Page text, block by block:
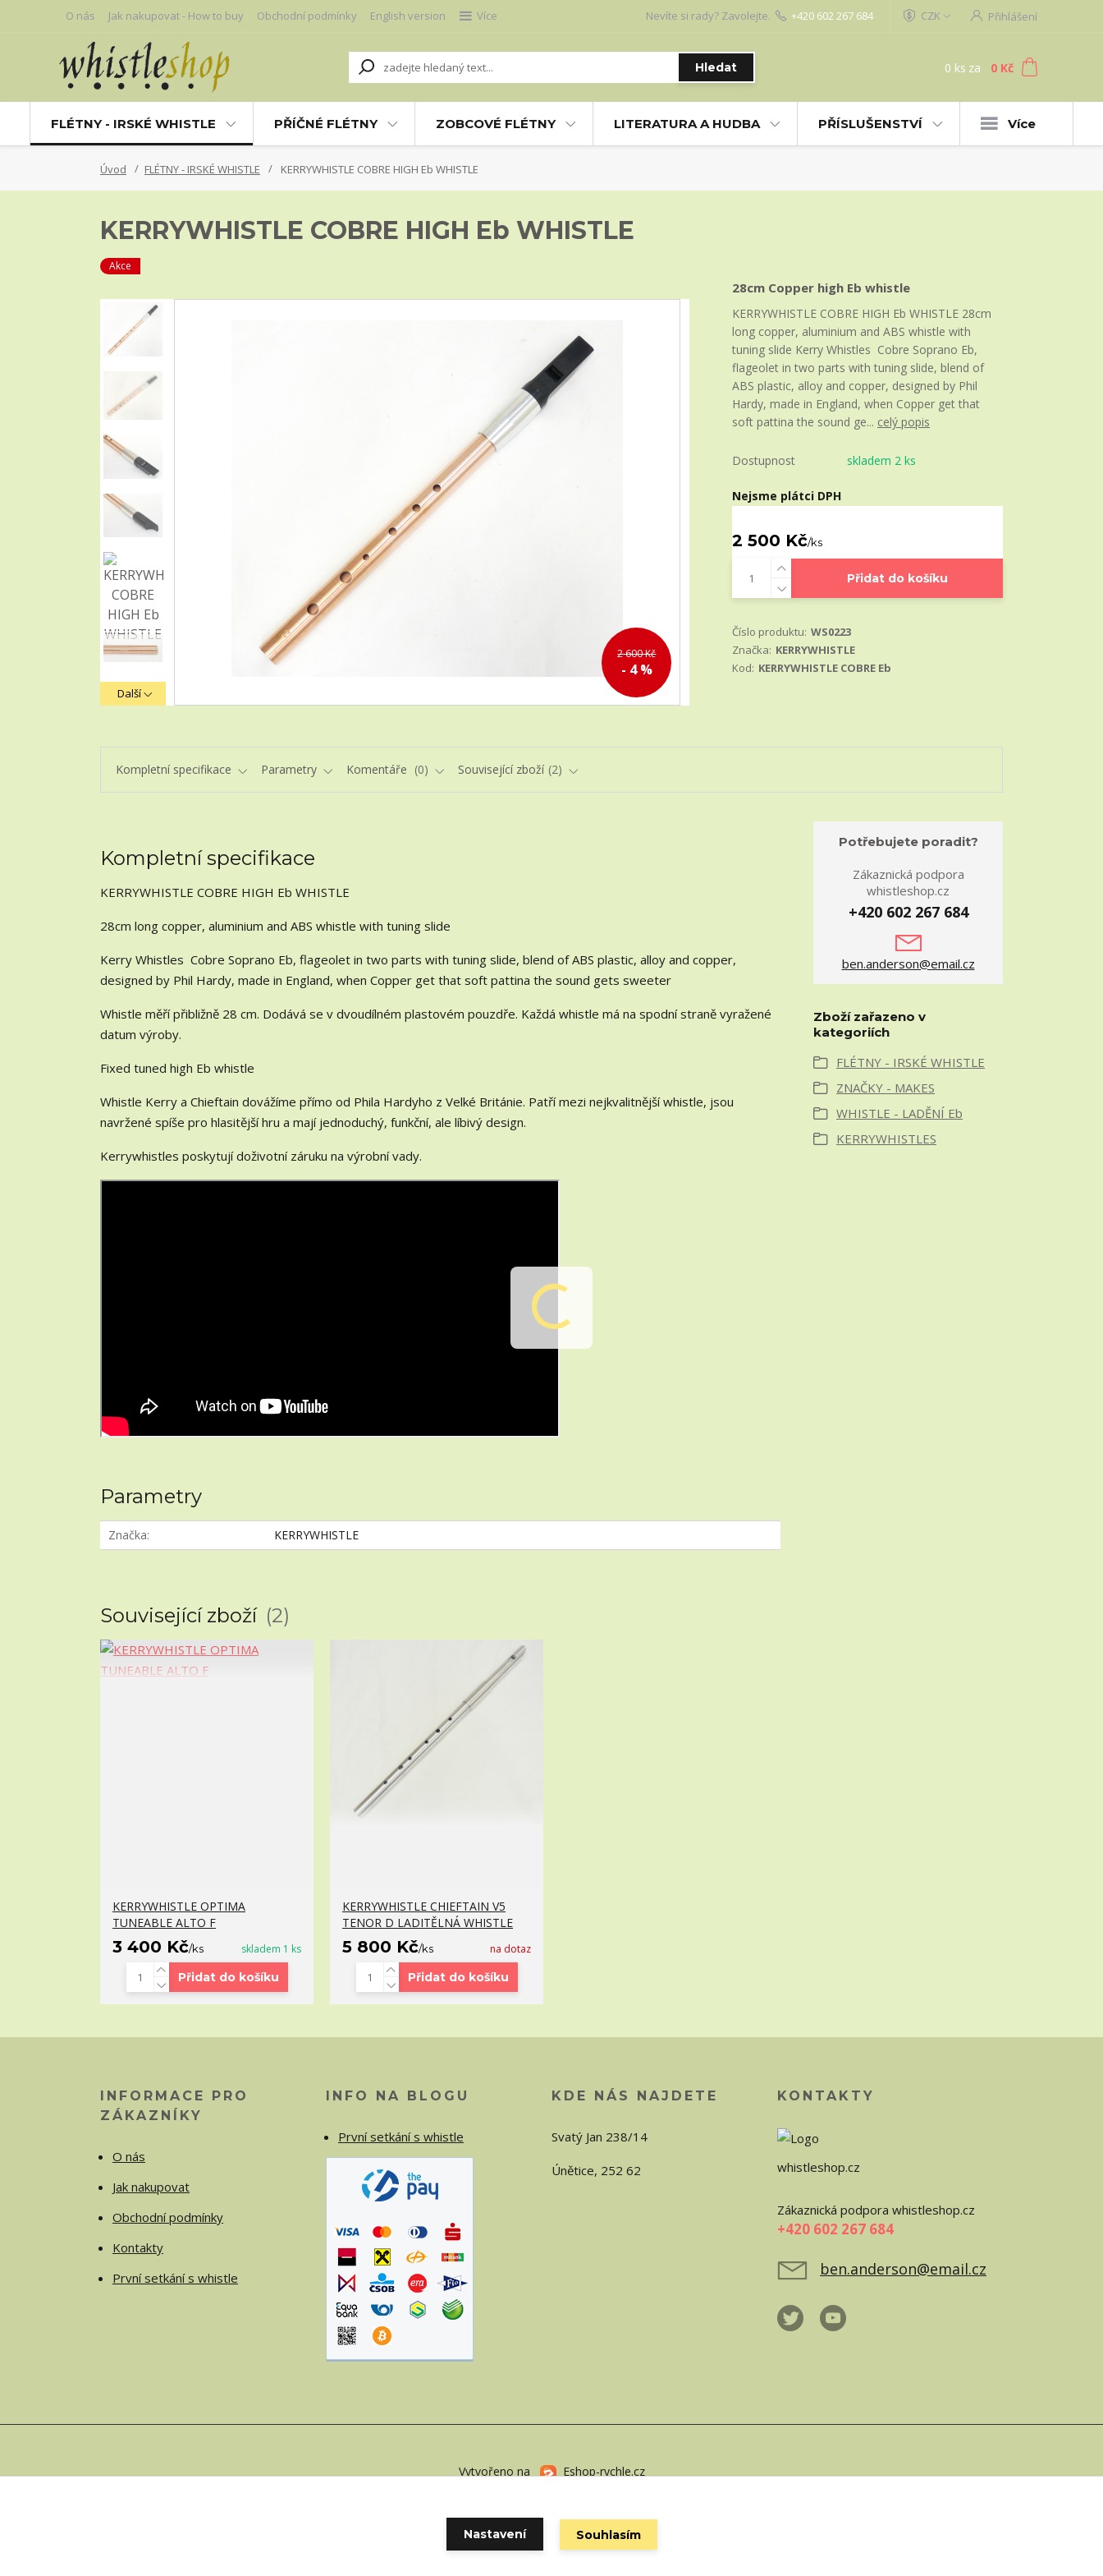
O nás Jak nakupovat - How to buy Obchodní podmínky English version Více CZK Přihlášení
Hledat
Nevíte si rady? Zavolejte. +420 602 267 684
0 ks za 0 Kč
FLÉTNY - IRSKÉ WHISTLE PŘÍČNÉ FLÉTNY ZOBCOVÉ FLÉTNY LITERATURA A HUDBA PŘÍSLUŠENSTVÍ Více
Úvod FLÉTNY - IRSKÉ WHISTLE KERRYWHISTLE COBRE HIGH Eb WHISTLE
KERRYWHISTLE COBRE HIGH Eb WHISTLE
Akce
2 600 Kč
- 4 %
Další
28cm Copper high Eb whistle
KERRYWHISTLE COBRE HIGH Eb WHISTLE 28cm
long copper, aluminium and ABS whistle with
tuning slide Kerry Whistles Cobre Soprano Eb,
flageolet in two parts with tuning slide, blend of
ABS plastic, alloy and copper, designed by Phil
Hardy, made in England, when Copper get that
soft pattina the sound ge... celý popis
Dostupnost skladem 2 ks
Nejsme plátci DPH
2 500 Kč/ks
Přidat do košíku
Číslo produktu: WS0223
Značka: KERRYWHISTLE
Kod: KERRYWHISTLE COBRE Eb
Kompletní specifikace Parametry Komentáře 0 Související zboží 2
Kompletní specifikace
KERRYWHISTLE COBRE HIGH Eb WHISTLE
28cm long copper, aluminium and ABS whistle with tuning slide
Kerry Whistles Cobre Soprano Eb, flageolet in two parts with tuning slide, blend of ABS plastic, alloy and copper,
designed by Phil Hardy, made in England, when Copper get that soft pattina the sound gets sweeter
Whistle měří přibližně 28 cm. Dodává se v dvoudílném plastovém pouzdře. Každá whistle má na spodní straně vyražené
datum výroby.
Fixed tuned high Eb whistle
Whistle Kerry a Chieftain dovážíme přímo od Phila Hardyho z Velké Británie. Patří mezi nejkvalitnější whistle, jsou
navržené spíše pro hlasitější hru a mají jednoduchý, funkční, ale líbivý design.
Kerrywhistles poskytují doživotní záruku na výrobní vady.
Parametry
Značka KERRYWHISTLE
Potřebujete poradit?
Zákaznická podpora
whistleshop.cz
+420 602 267 684
ben.anderson@email.cz
Zboží zařazeno v
kategoriích
FLÉTNY - IRSKÉ WHISTLE
ZNAČKY - MAKES
WHISTLE - LADĚNÍ Eb
KERRYWHISTLES
Související zboží 2
KERRYWHISTLE OPTIMA
TUNEABLE ALTO F
3 400 Kč/ks skladem 1 ks
Přidat do košíku
KERRYWHISTLE CHIEFTAIN V5
TENOR D LADITĚLNÁ WHISTLE
5 800 Kč/ks na dotaz
Přidat do košíku
INFORMACE PRO
ZÁKAZNÍKY
O nás
Jak nakupovat
Obchodní podmínky
Kontakty
První setkání s whistle
INFO NA BLOGU
První setkání s whistle
KDE NÁS NAJDETE
Svatý Jan 238/14
Únětice, 252 62
KONTAKTY
whistleshop.cz
Zákaznická podpora whistleshop.cz
+420 602 267 684
ben.anderson@email.cz
Vytvořeno na Eshop-rychle.cz
Nastavení Souhlasím